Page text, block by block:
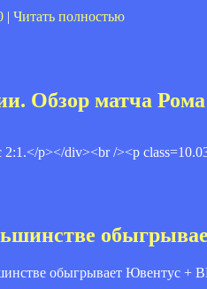
| Читать полностью
Обзор матча